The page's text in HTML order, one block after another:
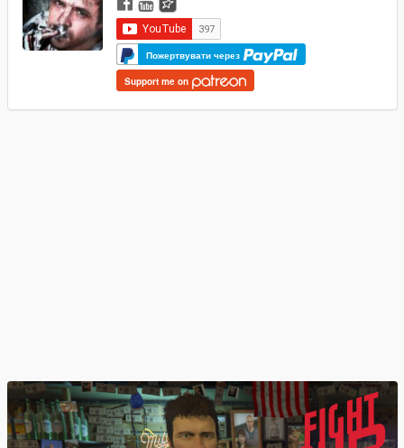
Пожертвувати через
Support me on